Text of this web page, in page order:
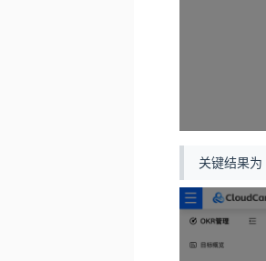
关键结果为